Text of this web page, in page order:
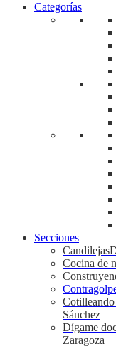
Categorías
Secciones
Candilejas
Cocina de
Sánchez
Dígame
Zaragoza